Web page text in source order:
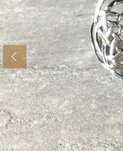
店舗紹介
ブランドから探す
年代から探す
メンズ商品